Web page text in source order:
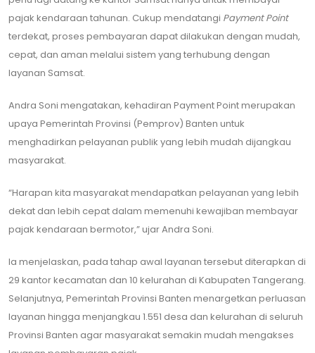
pajak kendaraan tahunan. Cukup mendatangi Payment Point
terdekat, proses pembayaran dapat dilakukan dengan mudah,
cepat, dan aman melalui sistem yang terhubung dengan
layanan Samsat.
Andra Soni mengatakan, kehadiran Payment Point merupakan
upaya Pemerintah Provinsi (Pemprov) Banten untuk
menghadirkan pelayanan publik yang lebih mudah dijangkau
masyarakat.
“Harapan kita masyarakat mendapatkan pelayanan yang lebih
dekat dan lebih cepat dalam memenuhi kewajiban membayar
pajak kendaraan bermotor,” ujar Andra Soni.
Ia menjelaskan, pada tahap awal layanan tersebut diterapkan di
29 kantor kecamatan dan 10 kelurahan di Kabupaten Tangerang.
Selanjutnya, Pemerintah Provinsi Banten menargetkan perluasan
layanan hingga menjangkau 1.551 desa dan kelurahan di seluruh
Provinsi Banten agar masyarakat semakin mudah mengakses